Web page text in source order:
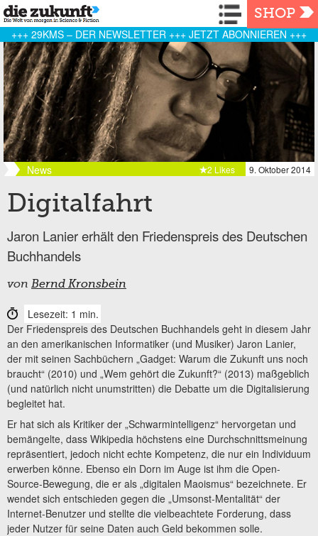
Navigation
SHOP
+++ 29KMS – DER NEWSLETTER +++ JETZT ABONNIEREN +++
News 9. Oktober 2014
2 Likes
Digitalfahrt
Jaron Lanier erhält den Friedenspreis des Deutschen
Buchhandels
von Bernd Kronsbein
Lesezeit: 1 min.
Der Friedenspreis des Deutschen Buchhandels geht in diesem Jahr
an den amerikanischen Informatiker (und Musiker) Jaron Lanier,
der mit seinen Sachbüchern „Gadget: Warum die Zukunft uns noch
braucht“ (2010) und „Wem gehört die Zukunft?“ (2013) maßgeblich
(und natürlich nicht unumstritten) die Debatte um die Digitalisierung
begleitet hat.
Er hat sich als Kritiker der „Schwarmintelligenz“ hervorgetan und
bemängelte, dass Wikipedia höchstens eine Durchschnittsmeinung
repräsentiert, jedoch nicht echte Kompetenz, die nur ein Individuum
erwerben könne. Ebenso ein Dorn im Auge ist ihm die Open-
Source-Bewegung, die er als „digitalen Maoismus“ bezeichnete. Er
wendet sich entschieden gegen die „Umsonst-Mentalität“ der
Internet-Benutzer und stellte die vielbeachtete Forderung, dass
jeder Nutzer für seine Daten auch Geld bekommen solle.